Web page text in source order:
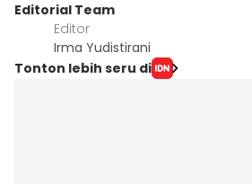
Editorial Team
Editor
Irma Yudistirani
Tonton lebih seru di